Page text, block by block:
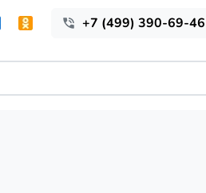
+7 (499) 390-69-46